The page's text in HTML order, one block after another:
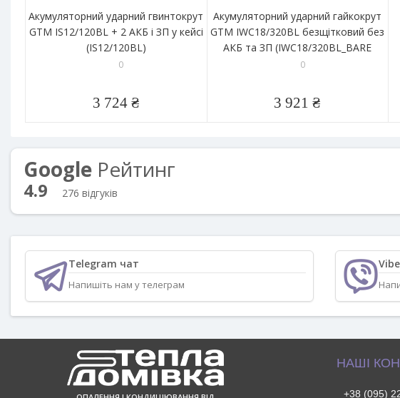
Акумуляторний ударний гвинтокрут
GTM IS12/120BL + 2 АКБ і ЗП у кейсі
(IS12/120BL)
0
3 724 ₴
Акумуляторний ударний гайкокрут
GTM IWC18/320BL безщітковий без
АКБ та ЗП (IWC18/320BL_BARE
TOOL)
0
3 921 ₴
Google Рейтинг
4.9 276 відгуків
Telegram чат
Напишіть нам у телеграм
НАШІ
+38 (095)